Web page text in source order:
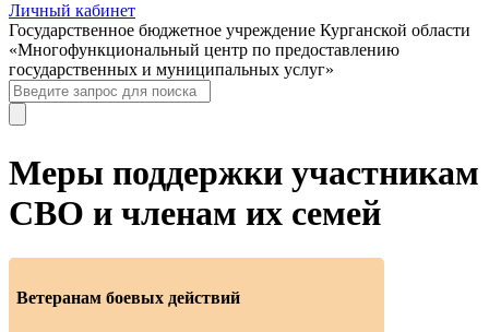
Личный кабинет
Государственное бюджетное учреждение Курганской области
«Многофункциональный центр по предоставлению
государственных и муниципальных услуг»
Меры поддержки участникам
СВО и членам их семей
Ветеранам боевых действий